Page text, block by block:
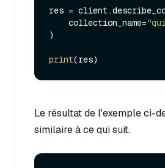
res =
    collection_name=
)
print
Le résultat de l'exemple ci-
similaire à ce qui suit.